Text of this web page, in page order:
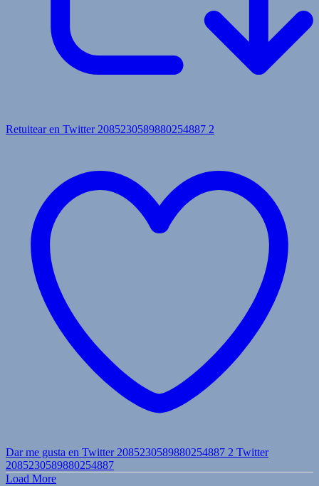
Retuitear en Twitter 2085230589880254887 2
Dar me gusta en Twitter 2085230589880254887 2 Twitter
2085230589880254887
Load More